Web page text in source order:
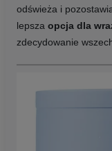
odświeża i
lepsza opcja dla
zdecydowanie